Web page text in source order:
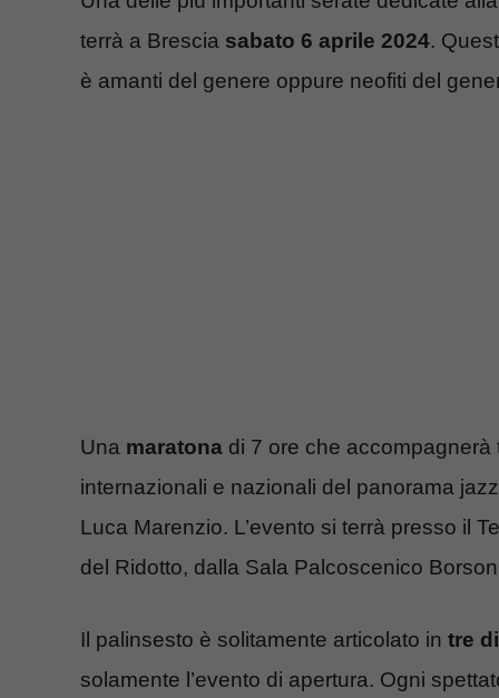
terrà a Brescia sabato 6 aprile 2024.
è amanti del genere oppure neofiti del
Una maratona di 7 ore che
internazionali e nazionali del panorama
Luca Marenzio. L’evento si terrà presso il
del Ridotto, dalla Sala Palcoscenico
Il palinsesto è solitamente articolato in tre
solamente l’evento di apertura. Ogni